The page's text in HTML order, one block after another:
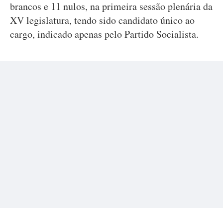
brancos e 11 nulos, na primeira sessão plenária da
XV legislatura, tendo sido candidato único ao
cargo, indicado apenas pelo Partido Socialista.